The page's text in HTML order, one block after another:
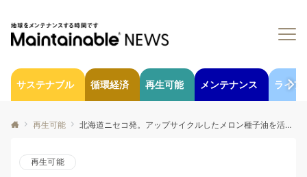
サステナブル 循環経済 再生可能 メンテナンス ライフ
再生可能 北海道ニセコ発。アップサイクルしたメロン種子油を活用した、エシカルスキンケアブランド「ICOR」の戦略
再生可能